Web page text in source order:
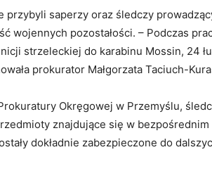
przybyli saperzy oraz śledczy
wojennych pozostałości. – Podczas
strzeleckiej do karabinu Mossin, 24
prokurator Małgorzata Taciuch-
Okręgowej w Przemyślu,
znajdujące się w
dokładnie zabezpieczone do